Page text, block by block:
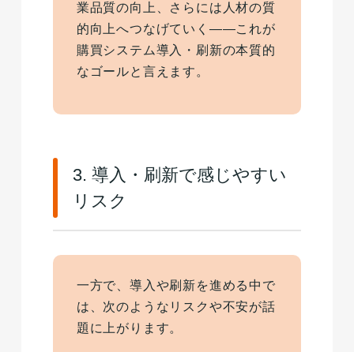
業品質の向上、さらには人材の質
的向上へつなげていく——これが
購買システム導入・刷新の本質的
なゴールと言えます。
3. 導入・刷新で感じやすい
リスク
一方で、導入や刷新を進める中で
は、次のようなリスクや不安が話
題に上がります。